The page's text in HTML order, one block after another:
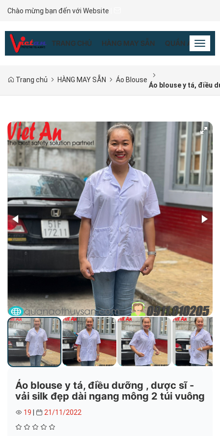
Chào mừng bạn đến với Website
TRANG CHỦ HÀNG MAY SẴN QUẦN ÁO
Trang chủ HÀNG MAY SẴN Áo Blouse
Áo blouse y tá, điều
Áo blouse y tá, điều dưỡng , dược sĩ -
vải silk đẹp dài ngang mông 2 túi vuông
19 21/11/2022